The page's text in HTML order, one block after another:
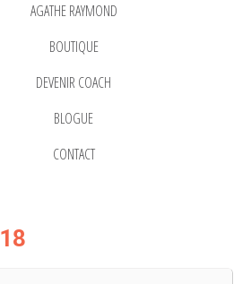
AGATHE RAYMOND
BOUTIQUE
DEVENIR COACH
BLOGUE
CONTACT